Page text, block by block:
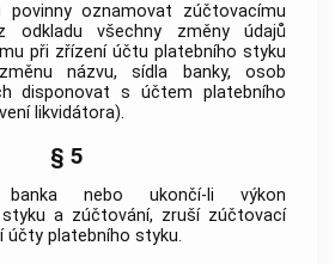
povinny oznamovat zúčtovacímu
odkladu všechny změny údajů
při zřízení účtu platebního styku
názvu, sídla banky, osob
disponovat s účtem platebního
likvidátora).
§ 5
banka nebo ukončí-li výkon
a zúčtování, zruší zúčtovací
účty platebního styku.